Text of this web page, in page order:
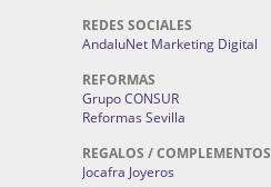
REDES SOCIALES
AndaluNet Marketing Digital
REFORMAS
Grupo CONSUR
Reformas Sevilla
REGALOS / COMPLEMENTOS
Jocafra Joyeros